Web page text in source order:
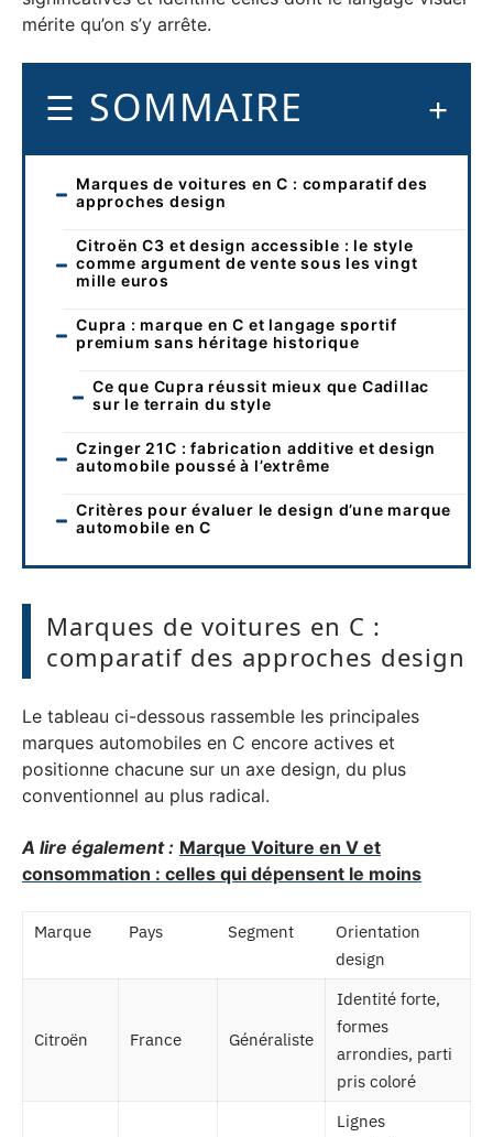
mérite qu’on s’y arrête.
SOMMAIRE
Marques de voitures en C : comparatif des
approches design
Citroën C3 et design accessible : le style
comme argument de vente sous les vingt
mille euros
Cupra : marque en C et langage sportif
premium sans héritage historique
Ce que Cupra réussit mieux que Cadillac
sur le terrain du style
Czinger 21C : fabrication additive et design
automobile poussé à l’extrême
Critères pour évaluer le design d’une marque
automobile en C
Marques de voitures en C :
comparatif des approches design
Le tableau ci-dessous rassemble les principales
marques automobiles en C encore actives et
positionne chacune sur un axe design, du plus
conventionnel au plus radical.
A lire également : Marque Voiture en V et
consommation : celles qui dépensent le moins
Marque Pays Segment
Orientation
design
Citroën France Généraliste
Identité forte,
formes
arrondies, parti
pris coloré
Lignes